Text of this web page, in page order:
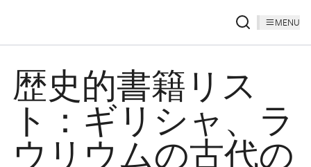
MENU
歴史的書籍リス
ト：ギリシャ、ラ
ウリウムの古代の